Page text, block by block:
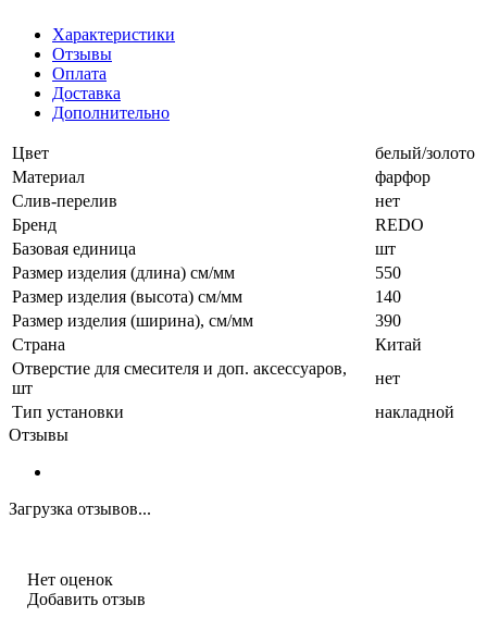
Характеристики
Отзывы
Оплата
Доставка
Дополнительно
Цвет
белый/золото
Материал
фарфор
Слив-перелив
нет
Бренд
REDO
Базовая единица
шт
Размер изделия (длина) см/мм
550
Размер изделия (высота) см/мм
140
Размер изделия (ширина), см/мм
390
Страна
Китай
Отверстие для смесителя и доп. аксессуаров,
шт
нет
Тип установки
накладной
Отзывы
Загрузка отзывов...
Нет оценок
Добавить отзыв